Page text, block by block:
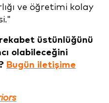
ve öğretimi kolay
üstünlüğünü
olabileceğini
Bugün iletişime